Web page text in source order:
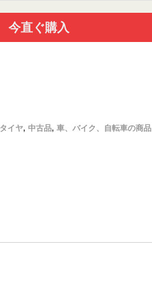
今直ぐ購入
タイヤ, 中古品, 車、バイク、自転車の商品